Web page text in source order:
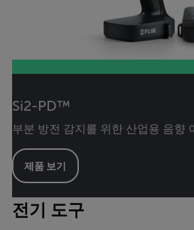
Si2-PD™
부분 방전 감지를 위한 산업용 음향
제품 보기
전기 도구